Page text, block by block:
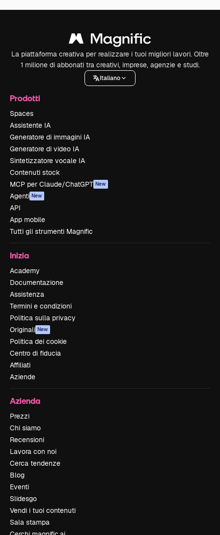
La piattaforma creativa per realizzare i tuoi migliori lavori. Oltre
1 milione di abbonati tra creativi, imprese, agenzie e studi.
Italiano
Prodotti
Spaces
Assistente IA
Generatore di immagini IA
Generatore di video IA
Sintetizzatore vocale IA
Contenuti stock
MCP per Claude/ChatGPT New
Agenti New
API
App mobile
Tutti gli strumenti Magnific
Inizia
Academy
Documentazione
Assistenza
Termini e condizioni
Politica sulla privacy
Originali New
Politica dei cookie
Centro di fiducia
Affiliati
Aziende
Azienda
Prezzi
Chi siamo
Recensioni
Lavora con noi
Cerca tendenze
Blog
Eventi
Slidesgo
Vendi i tuoi contenuti
Sala stampa